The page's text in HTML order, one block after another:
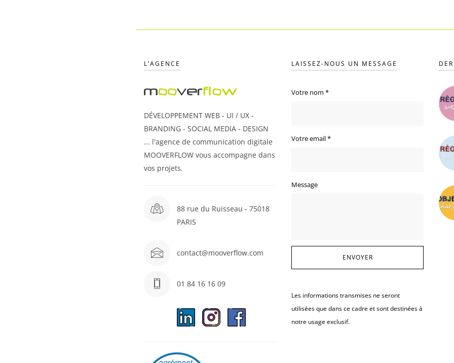
L’AGENCE
DÉVELOPPEMENT WEB - UI / UX -
BRANDING - SOCIAL MEDIA - DESIGN
... l'agence de communication digitale
MOOVERFLOW vous accompagne dans
vos projets.
88 rue du Ruisseau - 75018
PARIS
contact@mooverflow.com
01 84 16 16 09
LAISSEZ-NOUS UN MESSAGE
Votre nom *
Votre email*
Message
Les informations transmises ne seront
utilisées que dans ce cadre et sont destinées à
notre usage exclusif.